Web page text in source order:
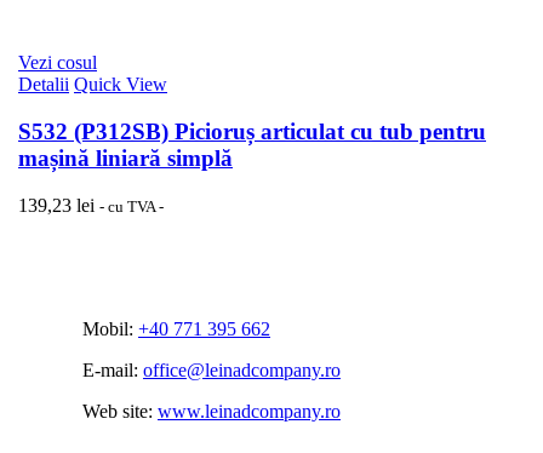
Vezi cosul
Detalii Quick View
S532 (P312SB) Picioruș articulat cu tub pentru
mașină liniară simplă
139,23 lei - cu TVA -
Mobil: +40 771 395 662
E-mail: office@leinadcompany.ro
Web site: www.leinadcompany.ro